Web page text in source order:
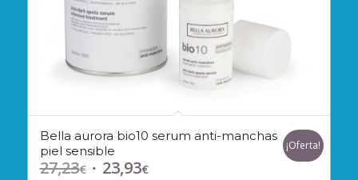
Bella aurora bio10 serum anti-manchas
piel sensible
27,23€ El 23,93€El
¡Oferta!